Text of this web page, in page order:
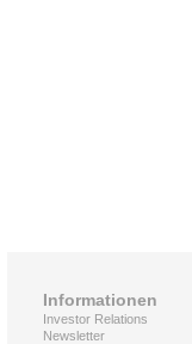
Informationen
Investor Relations
Newsletter